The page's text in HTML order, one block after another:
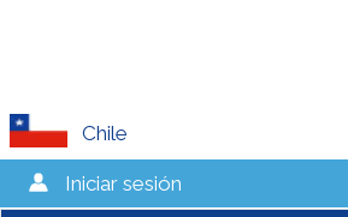
Chile
Iniciar sesión